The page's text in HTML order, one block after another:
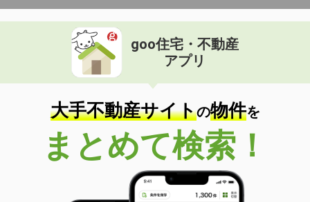
goo住宅・不動産
アプリ
大手不動産サイトの物件を
まとめて検索！